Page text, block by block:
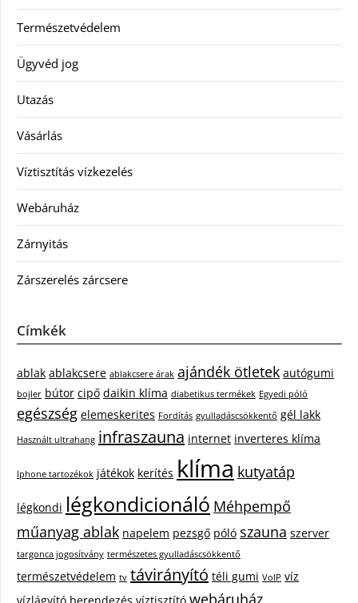
Természetvédelem
Ügyvéd jog
Utazás
Vásárlás
Víztisztítás vízkezelés
Webáruház
Zárnyitás
Zárszerelés zárcsere
Címkék
ablak ablakcsere ablakcsere árak ajándék ötletek autógumi
bojler bútor cipő daikin klíma diabetikus termékek Egyedi póló
egészség elemeskerites Fordítás gyulladáscsökkentő gél lakk
Használt ultrahang infraszauna internet inverteres klíma
Iphone tartozékok játékok kerítés klíma kutyatáp
légkondi légkondicionáló Méhpempő
műanyag ablak napelem pezsgő póló szauna szerver
targonca jogosítvány természetes gyulladáscsökkentő
természetvédelem tv távirányító téli gumi VoIP víz
vízlágyító berendezés víztisztító webáruház